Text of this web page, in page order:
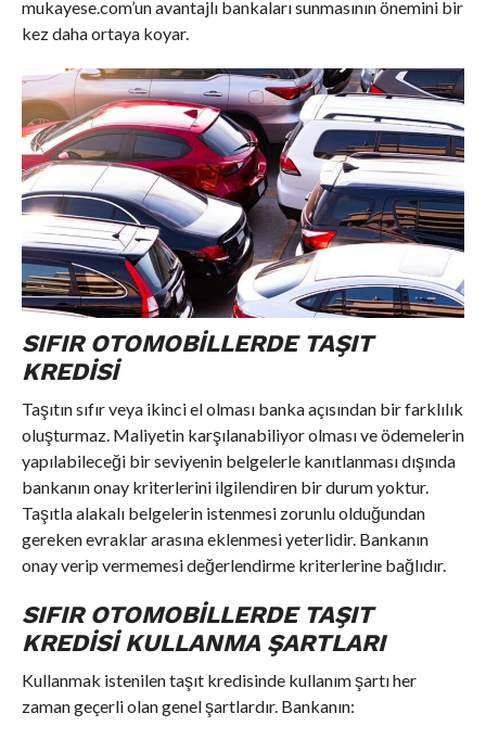
mukayese.com’un avantajlı bankaları sunmasının önemini bir
kez daha ortaya koyar.
SIFIR OTOMOBILLERDE TAŞIT
KREDISI
Taşıtın sıfır veya ikinci el olması banka açısından bir farklılık
oluşturmaz. Maliyetin karşılanabiliyor olması ve ödemelerin
yapılabileceği bir seviyenin belgelerle kanıtlanması dışında
bankanın onay kriterlerini ilgilendiren bir durum yoktur.
Taşıtla alakalı belgelerin istenmesi zorunlu olduğundan
gereken evraklar arasına eklenmesi yeterlidir. Bankanın
onay verip vermemesi değerlendirme kriterlerine bağlıdır.
SIFIR OTOMOBILLERDE TAŞIT
KREDISI KULLANMA ŞARTLARI
Kullanmak istenilen taşıt kredisinde kullanım şartı her
zaman geçerli olan genel şartlardır. Bankanın: